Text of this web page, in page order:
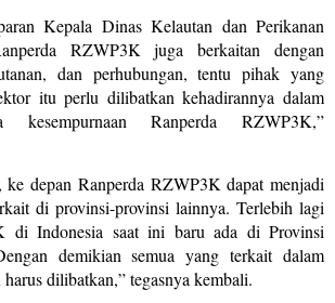
Kepala Dinas Kelautan dan Perikanan
RZWP3K juga berkaitan dengan
dan perhubungan, tentu pihak yang
itu perlu dilibatkan kehadirannya dalam
kesempurnaan Ranperda RZWP3K,”
ke depan Ranperda RZWP3K dapat menjadi
di provinsi-provinsi lainnya. Terlebih lagi
di Indonesia saat ini baru ada di Provinsi
demikian semua yang terkait dalam
dilibatkan,” tegasnya kembali.